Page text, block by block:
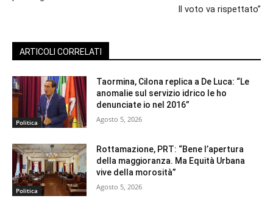
Il voto va rispettato”
ARTICOLI CORRELATI
Politica
Taormina, Cilona replica a De Luca: “Le
anomalie sul servizio idrico le ho
denunciate io nel 2016”
Agosto 5, 2026
Politica
Rottamazione, PRT: “Bene l’apertura
della maggioranza. Ma Equità Urbana
vive della morosità”
Agosto 5, 2026